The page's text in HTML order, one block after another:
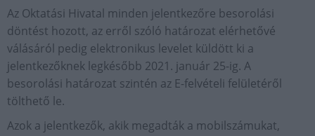
Az Oktatási Hivatal minden jelentkezőre besorolási
döntést hozott, az erről szóló határozat elérhetővé
válásáról pedig elektronikus levelet küldött ki a
jelentkezőknek legkésőbb 2021. január 25-ig. A
besorolási határozat szintén az E-felvételi felületéről
tölthető le.
Azok a jelentkezők, akik megadták a mobilszámukat,